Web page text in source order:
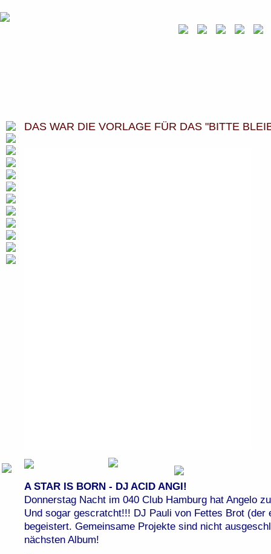
DAS WAR DIE VORLAGE FÜR DAS "BITTE
A STAR IS BORN - DJ ACID ANGI!
Donnerstag Nacht im 040 Club Hamburg hat Angelo
Und sogar gescratcht!!! DJ Pauli von Fettes Brot
begeistert. Gemeinsame Projekte sind nicht
nächsten Album!